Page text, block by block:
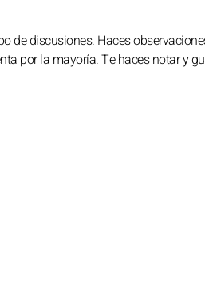
de discusiones. Haces
por la mayoría. Te haces notar y